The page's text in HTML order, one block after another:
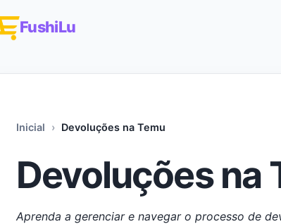
FushiLu
Inicial Devoluções na Temu
Devoluções na
Aprenda a gerenciar e navegar o processo de